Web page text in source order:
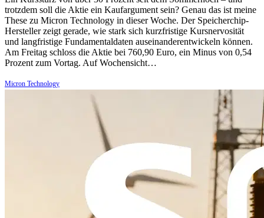
trotzdem soll die Aktie ein Kaufargument sein? Genau das ist meine
These zu Micron Technology in dieser Woche. Der Speicherchip-
Hersteller zeigt gerade, wie stark sich kurzfristige Kursnervosität
und langfristige Fundamentaldaten auseinanderentwickeln können.
Am Freitag schloss die Aktie bei 760,90 Euro, ein Minus von 0,54
Prozent zum Vortag. Auf Wochensicht…
Micron Technology